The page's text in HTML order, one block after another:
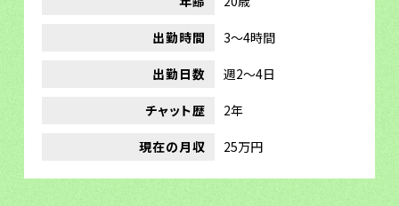
出勤時間 3～4時間
出勤日数 週2～4日
チャット歴 2年
現在の月収 25万円